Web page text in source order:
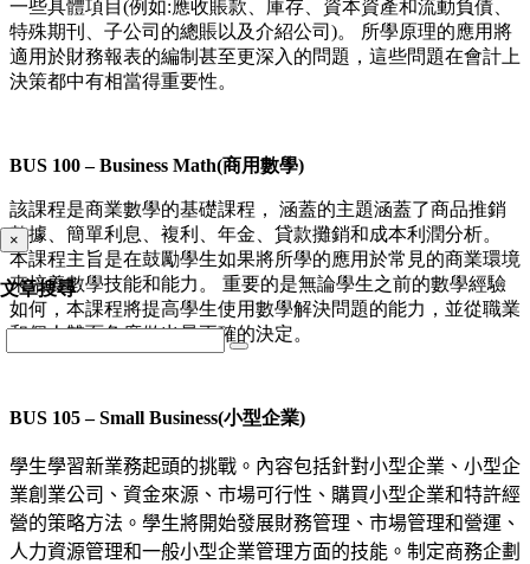
一些具體項目(例如:應收賬款、庫存、資本資產和流動負債、
特殊期刊、子公司的總賬以及介紹公司)。 所學原理的應用將
適用於財務報表的編制甚至更深入的問題，這些問題在會計上
決策都中有相當得重要性。
BUS 100 – Business Math(商用數學)
該課程是商業數學的基礎課程， 涵蓋的主題涵蓋了商品推銷
數據、簡單利息、複利、年金、貸款攤銷和成本利潤分析。
本課程主旨是在鼓勵學生如果將所學的應用於常見的商業環境
來培養數學技能和能力。 重要的是無論學生之前的數學經驗
如何，本課程將提高學生使用數學解決問題的能力，並從職業
和個人雙面角度做出最正確的決定。
BUS 105 – Small Business(小型企業)
學生學習新業務起頭的挑戰。內容包括針對小型企業、小型企
業創業公司、資金來源、市場可行性、購買小型企業和特許經
營的策略方法。學生將開始發展財務管理、市場管理和營運、
人力資源管理和一般小型企業管理方面的技能。制定商務企劃
×
文章搜尋